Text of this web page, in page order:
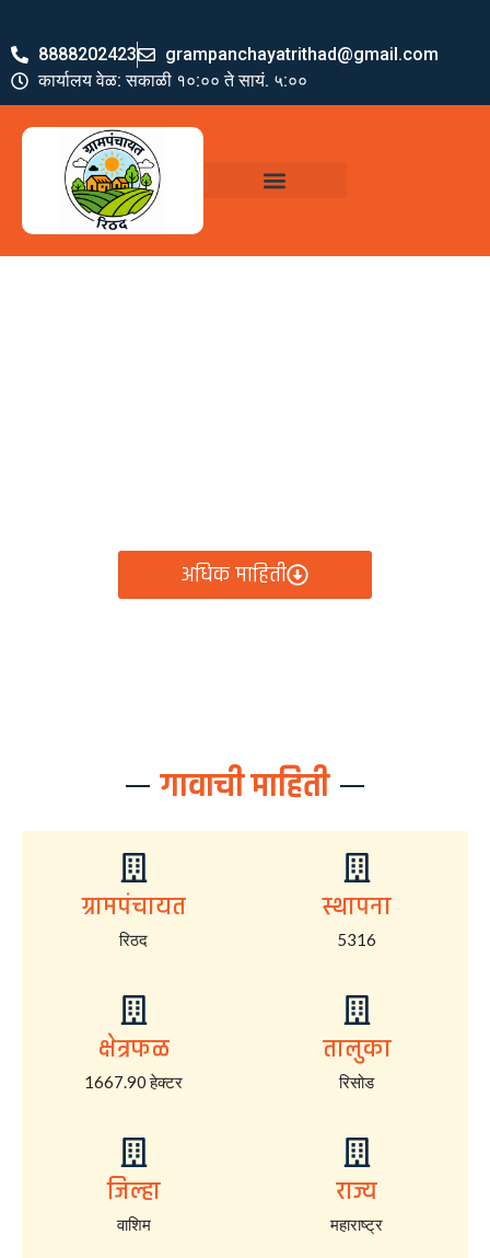
8888202423
grampanchayatrithad@gmail.com
कार्यालय वेळ: सकाळी १०:०० ते सायं. ५:००
अधिक माहिती
गावाची माहिती
ग्रामपंचायत
रिठद
स्थापना
5316
क्षेत्रफळ
1667.90 हेक्टर
तालुका
रिसोड
जिल्हा
वाशिम
राज्य
महाराष्ट्र